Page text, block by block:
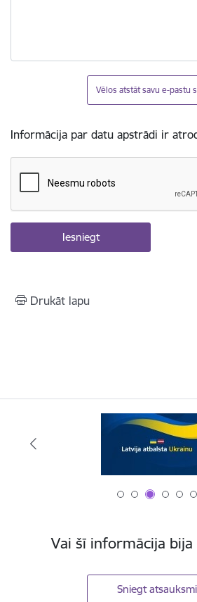
Vēlos atstāt savu e-pastu
Informācija par datu apstrādi ir
Drukāt lapu
Vai šī informācija bija
Sniegt atsauksmi